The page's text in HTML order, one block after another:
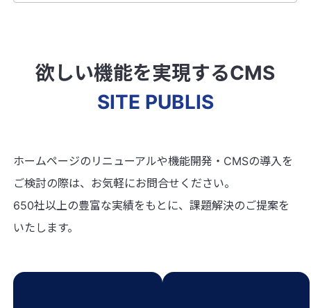
欲しい機能を実現するCMS
SITE PUBLIS
ホームページのリニューアルや機能開発・CMSの導入を
ご検討の際は、お気軽にお問合せください。
650社以上の豊富な実績をもとに、課題解決のご提案を
いたします。